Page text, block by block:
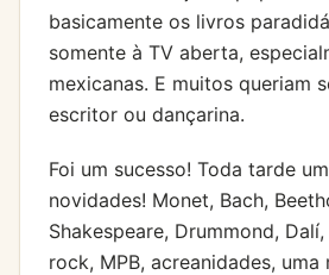
basicamente os livros
somente à TV aberta,
mexicanas. E muitos queriam
escritor ou dançarina.
Foi um sucesso! Toda tarde
novidades! Monet, Bach,
Shakespeare, Drummond,
rock, MPB, acreanidades, uma